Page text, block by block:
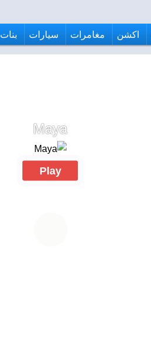
اكشن مغامرات سيارات بنات
Maya
Play